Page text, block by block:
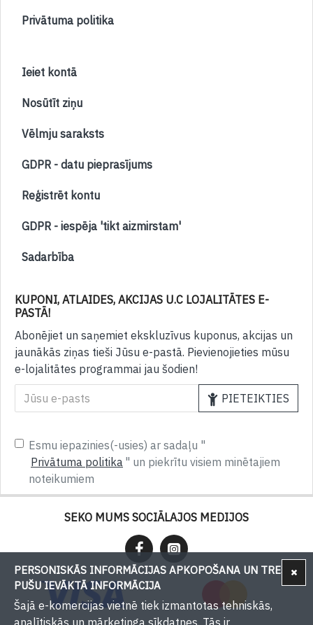
Privātuma politika
Ieiet kontā
Nosūtīt ziņu
Vēlmju saraksts
GDPR - datu pieprasījums
Reģistrēt kontu
GDPR - iespēja 'tikt aizmirstam'
Sadarbība
KUPONI, ATLAIDES, AKCIJAS U.C LOJALITĀTES E-
PASTĀ!
Abonējiet un saņemiet ekskluzīvus kuponus, akcijas un
jaunākās ziņas tieši Jūsu e-pastā. Pievienojieties mūsu
e-lojalitātes programmai jau šodien!
PIETEIKTIES
Esmu iepazinies(-usies) ar sadaļu "
Privātuma politika " un piekrītu visiem minētajiem
noteikumiem
SEKO MUMS SOCIĀLAJOS MEDIJOS
PERSONISKĀS INFORMĀCIJAS APKOPOŠANA UN TREŠU
PUŠU IEVĀKTĀ INFORMĀCIJA
Šajā e-komercijas vietnē tiek izmantotas tehniskās,
analītiskās un mārketinga sīkdatnes. Tās ir